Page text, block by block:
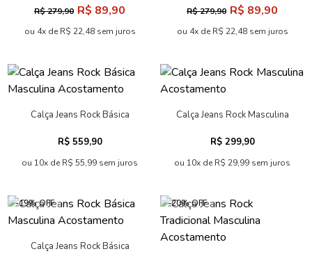
R$ 279,90 R$ 89,90
ou 4x de R$ 22,48 sem juros
R$ 279,90 R$ 89,90
ou 4x de R$ 22,48 sem juros
Calça Jeans Rock Básica
R$ 559,90
ou 10x de R$ 55,99 sem juros
Calça Jeans Rock Masculina
R$ 299,90
ou 10x de R$ 29,99 sem juros
-19% OFF
Calça Jeans Rock Básica
-20% OFF